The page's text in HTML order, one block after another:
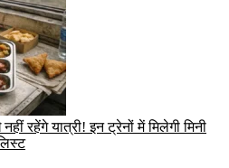
रहेंगे यात्री! इन ट्रेनों में मिलेगी मिनी